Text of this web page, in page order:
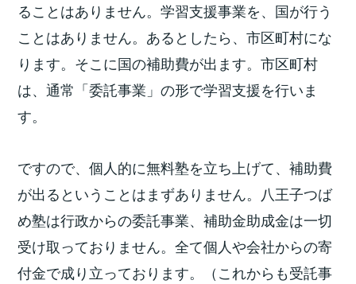
ることはありません。学習支援事業を、国が行う
ことはありません。あるとしたら、市区町村にな
ります。そこに国の補助費が出ます。市区町村
は、通常「委託事業」の形で学習支援を行いま
す。
ですので、個人的に無料塾を立ち上げて、補助費
が出るということはまずありません。八王子つば
め塾は行政からの委託事業、補助金助成金は一切
受け取っておりません。全て個人や会社からの寄
付金で成り立っております。（これからも受託事